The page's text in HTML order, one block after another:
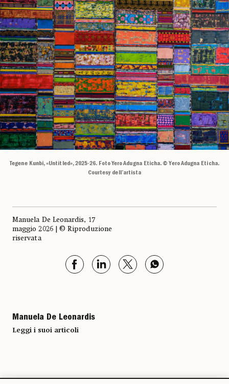
Tegene Kunbi, «Untitled», 2025-26. Foto Yero Adugna Eticha. © Yero Adugna Eticha.
Courtesy dell’artista
Manuela De Leonardis, 17
maggio 2026 | © Riproduzione
riservata
Manuela De Leonardis
Leggi i suoi articoli